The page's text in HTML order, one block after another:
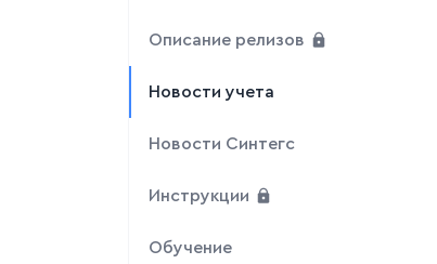
Описание релизов
Новости учета
Новости Синтегс
Инструкции
Обучение